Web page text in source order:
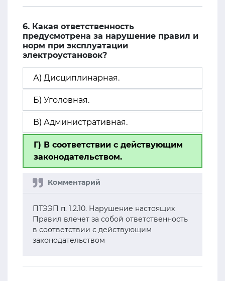
6. Какая ответственность
предусмотрена за нарушение правил и
норм при эксплуатации
электроустановок?
А) Дисциплинарная.
Б) Уголовная.
В) Административная.
Г) В соответствии с действующим
законодательством.
ПТЭЭП п. 1.2.10. Нарушение настоящих
Правил влечет за собой ответственность
в соответствии с действующим
законодательством